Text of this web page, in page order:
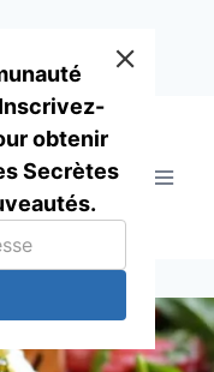
obtenir
Secrètes